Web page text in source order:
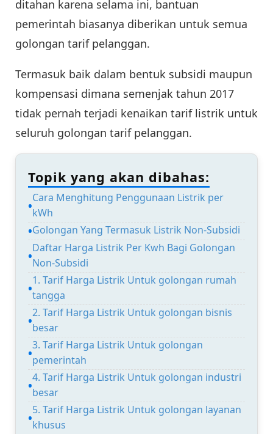
ditahan karena selama ini, bantuan
pemerintah biasanya diberikan untuk semua
golongan tarif pelanggan.
Termasuk baik dalam bentuk subsidi maupun
kompensasi dimana semenjak tahun 2017
tidak pernah terjadi kenaikan tarif listrik untuk
seluruh golongan tarif pelanggan.
Topik yang akan dibahas:
Cara Menghitung Penggunaan Listrik per
kWh
Golongan Yang Termasuk Listrik Non-Subsidi
Daftar Harga Listrik Per Kwh Bagi Golongan
Non-Subsidi
1. Tarif Harga Listrik Untuk golongan rumah
tangga
2. Tarif Harga Listrik Untuk golongan bisnis
besar
3. Tarif Harga Listrik Untuk golongan
pemerintah
4. Tarif Harga Listrik Untuk golongan industri
besar
5. Tarif Harga Listrik Untuk golongan layanan
khusus